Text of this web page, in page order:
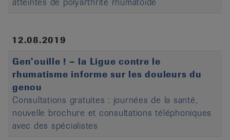
12.08.2019
Gen’ouille ! – la Ligue contre le
rhumatisme informe sur les douleurs du
genou
Consultations gratuites : journées de la santé,
nouvelle brochure et consultations téléphoniques
avec des spécialistes